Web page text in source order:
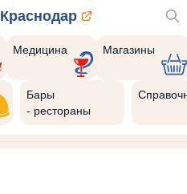
Краснодар
Медицина Магазины
Бары
- рестораны